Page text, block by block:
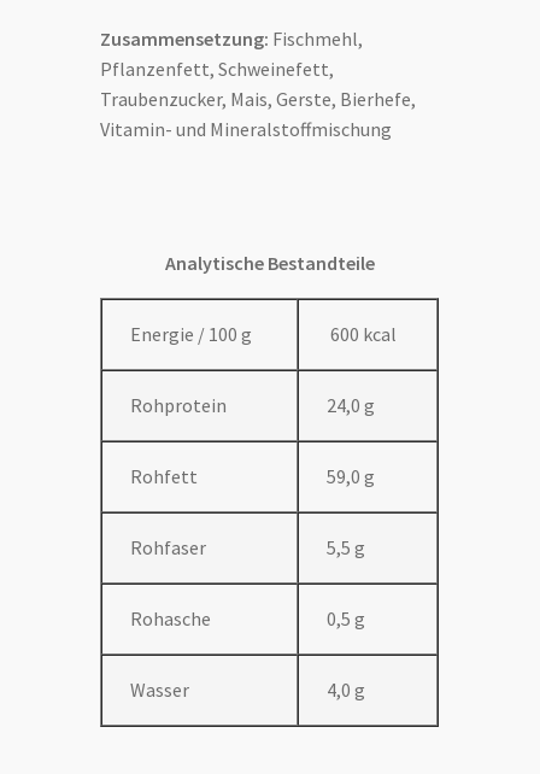
Zusammensetzung: Fischmehl,
Pflanzenfett, Schweinefett,
Traubenzucker, Mais, Gerste, Bierhefe,
Vitamin- und Mineralstoffmischung
Analytische Bestandteile
Energie / 100 g 600 kcal
Rohprotein 24,0 g
Rohfett 59,0 g
Rohfaser 5,5 g
Rohasche 0,5 g
Wasser 4,0 g